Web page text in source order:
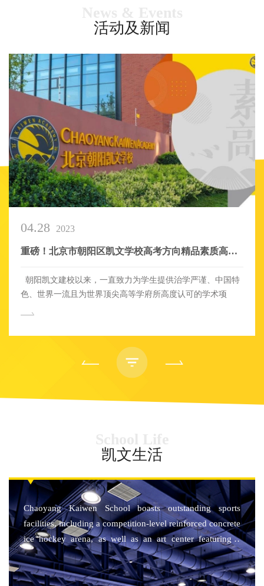
活动及新闻
04.28 2023
重磅！北京市朝阳区凯文学校高考方向精品素质高中于2023年秋季正式启航 Big News
朝阳凯文建校以来，一直致力为学生提供治学严谨、中国特
色、世界一流且为世界顶尖高等学府所高度认可的学术项
2023届中考学生招生，聚焦新高考，蓄力新成长，领航新教
育。基于此，北京朝阳凯文学校通过其多元而独特的升学体
系，铺设国际+国内双轨制培养路径，助力更广大的高中学子
实现升学梦想！ 5月9日14:00，欢迎您报名参加朝阳凯文学
6年以来，学校为学生铺设了学术+艺术多元升学路径，拥有
剑桥国际学校CAIE全学段课程认证、英国BTEC课程认证、国
际文凭组织IBDP学校认证。目前已有4届高中毕业生以朝阳凯
文学校为起点，升入了各自理想的海外知名大学。 从2023
年秋季学期开始，朝阳凯文学校利用学校一流的办学条件，组
建高水平的师资团队，开办以新高考为方向的精品素质高中，
从而形成国际高中+国内高中双轨制培养布局，持续打造多元
卓越的高中课程。 精品素质高中近期将面向北京市中考学生
开启招生，2023年秋季开学。与国际高中面向海外高校的升学
目标不同，精品素质高中以参加国内高考为升学方向。朝阳凯
凯文生活
Chaoyang Kaiwen School boasts outstanding sports
facilities, including a competition-level reinforced concrete
ice hockey arena, as well as an art center featuring a
professional theater with a capacity of 800 people.